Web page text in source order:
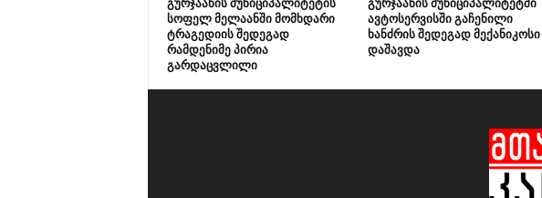
სოფელ მელაანში მომხდარი
ტრაგედიის შედეგად
რამდენიმე პირია
გარდაცვლილი
ავტოსერვისში გაჩენილი
ხანძრის შედეგად მექანიკოსი
დაშავდა